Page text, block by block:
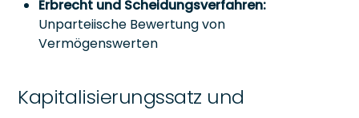
Erbrecht und Scheidungsverfahren:
Unparteiische Bewertung von
Vermögenswerten
Kapitalisierungssatz und